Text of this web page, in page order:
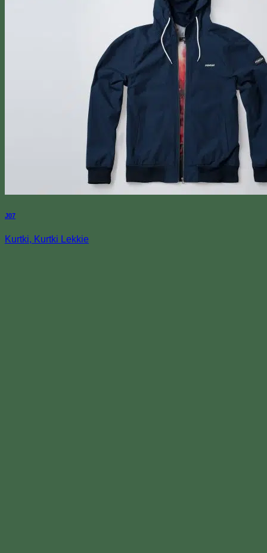
J07
Kurtki, Kurtki Lekkie